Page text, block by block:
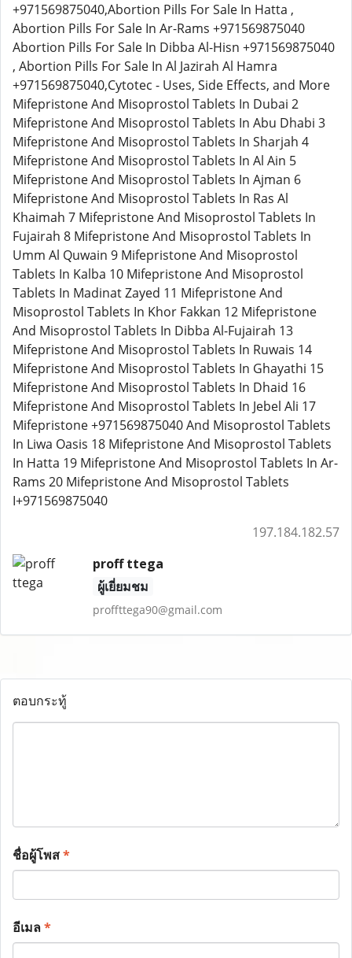
+971569875040,Abortion Pills For Sale In Hatta ,
Abortion Pills For Sale In Ar-Rams +971569875040
Abortion Pills For Sale In Dibba Al-Hisn +971569875040
, Abortion Pills For Sale In Al Jazirah Al Hamra
+971569875040,Cytotec - Uses, Side Effects, and More
Mifepristone And Misoprostol Tablets In Dubai 2
Mifepristone And Misoprostol Tablets In Abu Dhabi 3
Mifepristone And Misoprostol Tablets In Sharjah 4
Mifepristone And Misoprostol Tablets In Al Ain 5
Mifepristone And Misoprostol Tablets In Ajman 6
Mifepristone And Misoprostol Tablets In Ras Al
Khaimah 7 Mifepristone And Misoprostol Tablets In
Fujairah 8 Mifepristone And Misoprostol Tablets In
Umm Al Quwain 9 Mifepristone And Misoprostol
Tablets In Kalba 10 Mifepristone And Misoprostol
Tablets In Madinat Zayed 11 Mifepristone And
Misoprostol Tablets In Khor Fakkan 12 Mifepristone
And Misoprostol Tablets In Dibba Al-Fujairah 13
Mifepristone And Misoprostol Tablets In Ruwais 14
Mifepristone And Misoprostol Tablets In Ghayathi 15
Mifepristone And Misoprostol Tablets In Dhaid 16
Mifepristone And Misoprostol Tablets In Jebel Ali 17
Mifepristone +971569875040 And Misoprostol Tablets
In Liwa Oasis 18 Mifepristone And Misoprostol Tablets
In Hatta 19 Mifepristone And Misoprostol Tablets In Ar-
Rams 20 Mifepristone And Misoprostol Tablets
I+971569875040
197.184.182.57
proff ttega
ผู้เยี่ยมชม
proffttega90@gmail.com
ตอบกระทู้
ชื่อผู้โพส*
อีเมล*